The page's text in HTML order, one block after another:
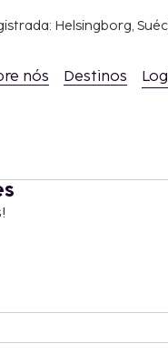
Helsingborg,
nós Destinos